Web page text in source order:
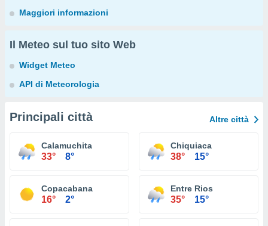
Maggiori informazioni
Il Meteo sul tuo sito Web
Widget Meteo
API di Meteorologia
Principali città Altre città
Calamuchita
33° 8°
Chiquiaca
38° 15°
Copacabana
16° 2°
Entre Rios
35° 15°